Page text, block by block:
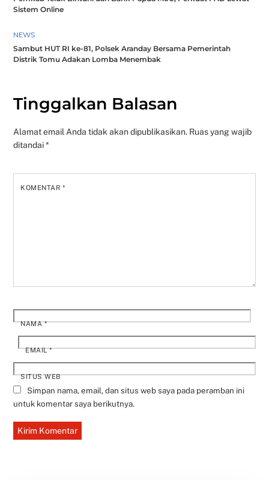
Sistem Online
NEWS
Sambut HUT RI ke-81, Polsek Aranday Bersama Pemerintah
Distrik Tomu Adakan Lomba Menembak
Tinggalkan Balasan
Alamat email Anda tidak akan dipublikasikan. Ruas yang wajib
ditandai*
KOMENTAR*
NAMA*
EMAIL*
SITUS WEB
Simpan nama, email, dan situs web saya pada peramban ini
untuk komentar saya berikutnya.